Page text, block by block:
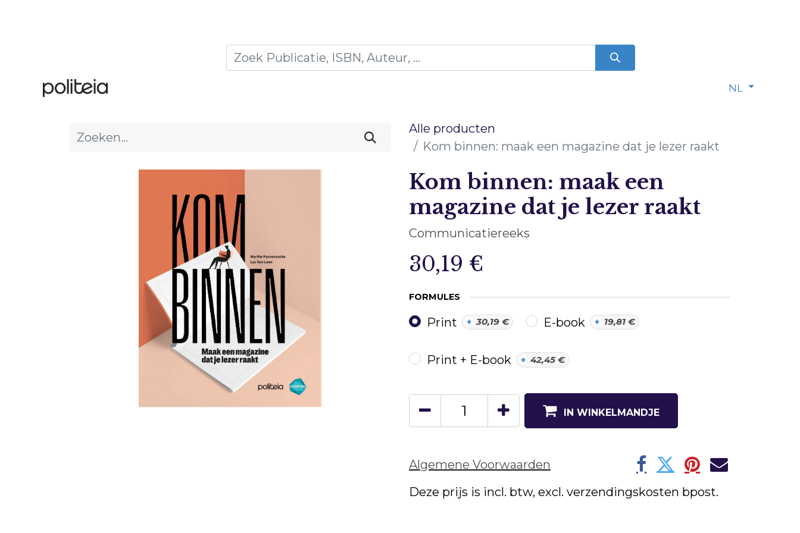
NL
Alle producten
Kom binnen: maak een magazine dat je lezer raakt
Kom binnen: maak een
magazine dat je lezer raakt
Communicatiereeks
30,19 €
FORMULES
Print + 30,19 € E-book + 19,81 €
Print + E-book + 42,45 €
IN WINKELMANDJE
Algemene Voorwaarden
Deze prijs is incl. btw, excl. verzendingskosten bpost.